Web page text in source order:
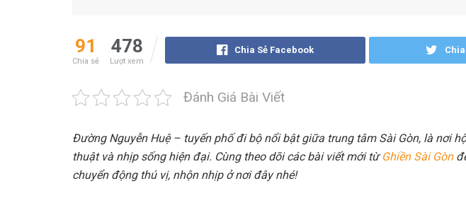
91
Chia sẻ
478
Lượt xem
Chia Sẻ Facebook
Đánh Giá Bài Viết
Đường Nguyễn Huệ – tuyến phố đi bộ nổi bật giữa trung tâm Sài Gòn, là nơi
thuật và nhịp sống hiện đại. Cùng theo dõi các bài viết mới từGhiền Sài Gòn
chuyển động thú vị, nhộn nhịp ở nơi đây nhé!